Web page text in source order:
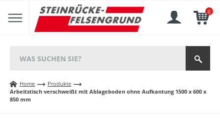
0
Home
Produkte
Arbeitstisch verschweißt mit Ablageboden ohne Aufkantung 1500 x 600 x
850 mm